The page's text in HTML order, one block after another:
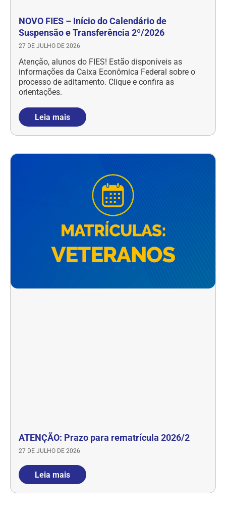
NOVO FIES – Início do Calendário de
Suspensão e Transferência 2º/2026
27 DE JULHO DE 2026
Atenção, alunos do FIES! Estão disponíveis as
informações da Caixa Econômica Federal sobre o
processo de aditamento. Clique e confira as
orientações.
Leia mais
ATENÇÃO: Prazo para rematrícula 2026/2
27 DE JULHO DE 2026
Leia mais